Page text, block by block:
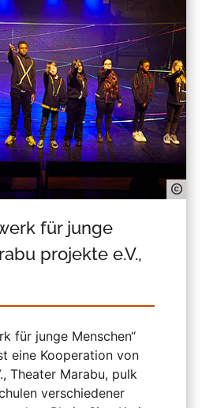
für junge
projekte e.V.,
für junge Menschen“
eine Kooperation von
Theater Marabu, pulk
verschiedener